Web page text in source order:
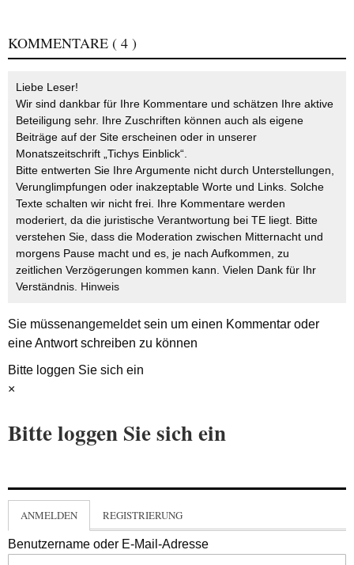
KOMMENTARE ( 4 )
Liebe Leser!
Wir sind dankbar für Ihre Kommentare und schätzen Ihre aktive
Beteiligung sehr. Ihre Zuschriften können auch als eigene
Beiträge auf der Site erscheinen oder in unserer
Monatszeitschrift „Tichys Einblick“.
Bitte entwerten Sie Ihre Argumente nicht durch Unterstellungen,
Verunglimpfungen oder inakzeptable Worte und Links. Solche
Texte schalten wir nicht frei. Ihre Kommentare werden
moderiert, da die juristische Verantwortung bei TE liegt. Bitte
verstehen Sie, dass die Moderation zwischen Mitternacht und
morgens Pause macht und es, je nach Aufkommen, zu
zeitlichen Verzögerungen kommen kann. Vielen Dank für Ihr
Verständnis. Hinweis
Sie müssenangemeldetsein um einen Kommentar oder
eine Antwort schreiben zu können
Bitte loggen Sie sich ein
×
Bitte loggen Sie sich ein
ANMELDEN REGISTRIERUNG
Benutzername oder E-Mail-Adresse